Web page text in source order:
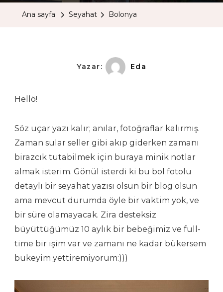
Ana sayfa Seyahat Bolonya
Yazar: Eda
Hellö!
Söz uçar yazı kalır; anılar, fotoğraflar kalırmış.
Zaman sular seller gibi akıp giderken zamanı
birazcık tutabilmek için buraya minik notlar
almak isterim. Gönül isterdi ki bu bol fotolu
detaylı bir seyahat yazısı olsun bir blog olsun
ama mevcut durumda öyle bir vaktim yok, ve
bir süre olamayacak. Zira desteksiz
büyüttüğümüz 10 aylık bir bebeğimiz ve full-
time bir işim var ve zamanı ne kadar bükersem
bükeyim yettiremiyorum:)))